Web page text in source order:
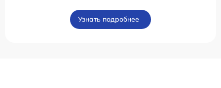
Узнать подробнее